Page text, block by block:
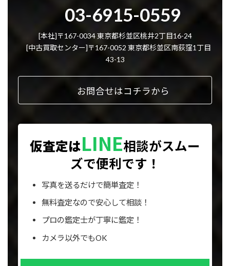
03-6915-0559
[本社]〒167-0034 東京都杉並区桃井2丁目16-24
[中古買取センター]〒167-0052 東京都杉並区南荻窪1丁目
43-13
お問合せはコチラから
仮査定はLINE相談がスムー
ズで便利です！
写真を送るだけで簡単査定！
無料査定なので安心して相談！
プロの鑑定士が丁寧に鑑定！
カメラ以外でもOK